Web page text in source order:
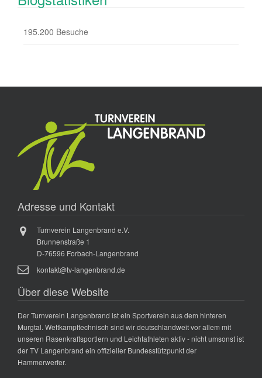
195.200 Besuche
Adresse und Kontakt
Turnverein Langenbrand e.V.
Brunnenstraße 1
D-76596 Forbach-Langenbrand
kontakt@tv-langenbrand.de
Über diese Website
Der Turnverein Langenbrand ist ein Sportverein aus dem hinteren
Murgtal. Wettkampftechnisch sind wir deutschlandweit vor allem mit
unseren Rasenkraftsportlern und Leichtathleten aktiv - nicht umsonst ist
der TV Langenbrand ein offizieller Bundesstützpunkt der
Hammerwerfer.